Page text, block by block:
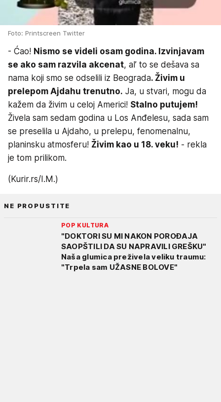
Foto: Printscreen Twitter
- Ćao! Nismo se videli osam godina. Izvinjavam
se ako sam razvila akcenat, al’ to se dešava sa
nama koji smo se odselili iz Beograda. Živim u
prelepom Ajdahu trenutno. Ja, u stvari, mogu da
kažem da živim u celoj Americi! Stalno putujem!
Živela sam sedam godina u Los Anđelesu, sada sam
se preselila u Ajdaho, u prelepu, fenomenalnu,
planinsku atmosferu! Živim kao u 18. veku! - rekla
je tom prilikom.
(Kurir.rs/I.M.)
NE PROPUSTITE
POP KULTURA
"DOKTORI SU MI NAKON POROĐAJA
SAOPŠTILI DA SU NAPRAVILI GREŠKU"
Naša glumica preživela veliku traumu:
"Trpela sam UŽASNE BOLOVE"